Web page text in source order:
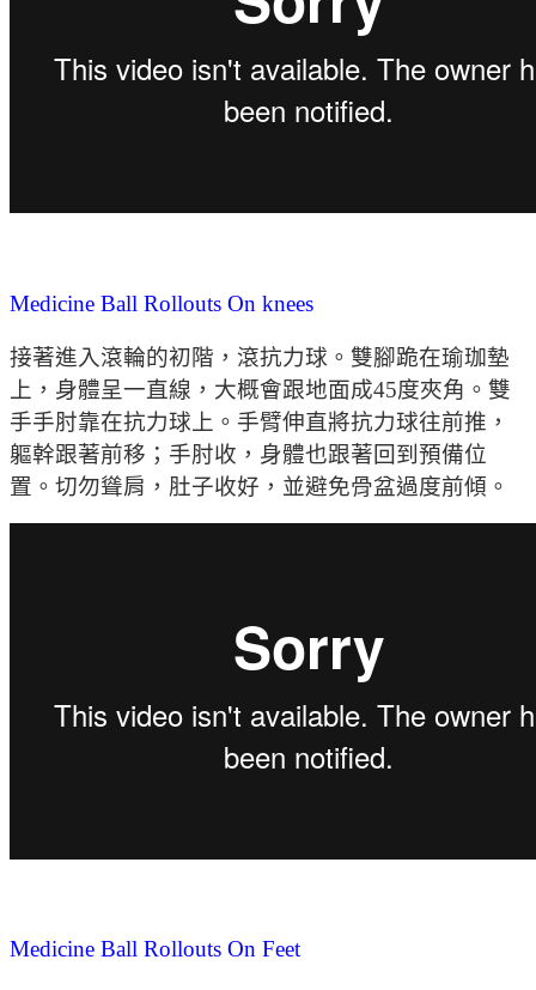
Medicine Ball Rollouts On knees
接著進入滾輪的初階，滾抗力球。雙腳跪在瑜珈墊
上，身體呈一直線，大概會跟地面成45度夾角。雙
手手肘靠在抗力球上。手臂伸直將抗力球往前推，
軀幹跟著前移；手肘收，身體也跟著回到預備位
置。切勿聳肩，肚子收好，並避免骨盆過度前傾。
Medicine Ball Rollouts On Feet